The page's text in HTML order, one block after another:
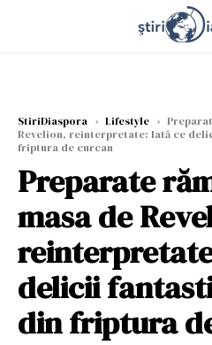
StiriDiaspora › Lifestyle ›
Revelion, reinterpretate: Iată ce
friptura de curcan
Preparate
masa de
delicii
din friptura